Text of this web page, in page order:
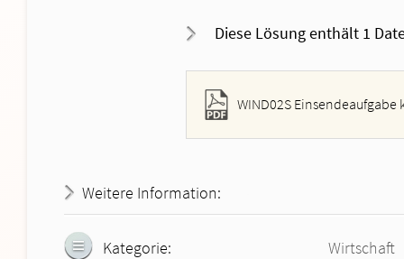
Diese Lösung enthält 1
WIND02S Einsendeaufgabe
Weitere Information:
Kategorie: Wirtschaft